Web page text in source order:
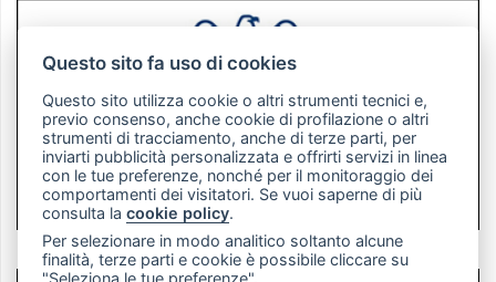
Questo sito fa uso di cookies
Questo sito utilizza cookie o altri strumenti tecnici e,
previo consenso, anche cookie di profilazione o altri
strumenti di tracciamento, anche di terze parti, per
inviarti pubblicità personalizzata e offrirti servizi in linea
con le tue preferenze, nonché per il monitoraggio dei
comportamenti dei visitatori. Se vuoi saperne di più
consulta lacookie policy.
Per selezionare in modo analitico soltanto alcune
finalità, terze parti e cookie è possibile cliccare su